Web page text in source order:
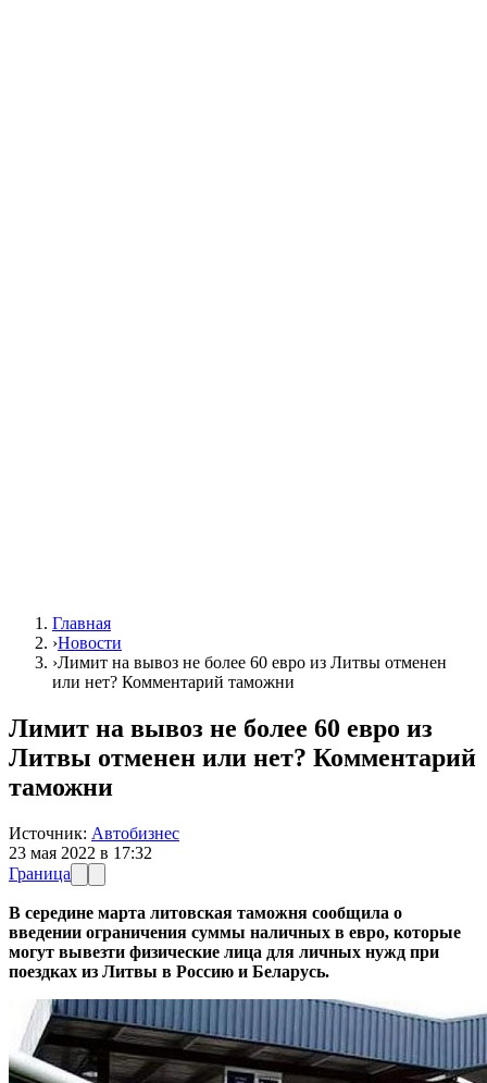
Главная
›Новости
›Лимит на вывоз не более 60 евро из Литвы отменен
или нет? Комментарий таможни
Лимит на вывоз не более 60 евро из
Литвы отменен или нет? Комментарий
таможни
Источник: Автобизнес
23 мая 2022 в 17:32
Граница
В середине марта литовская таможня сообщила о
введении ограничения суммы наличных в евро, которые
могут вывезти физические лица для личных нужд при
поездках из Литвы в Россию и Беларусь.